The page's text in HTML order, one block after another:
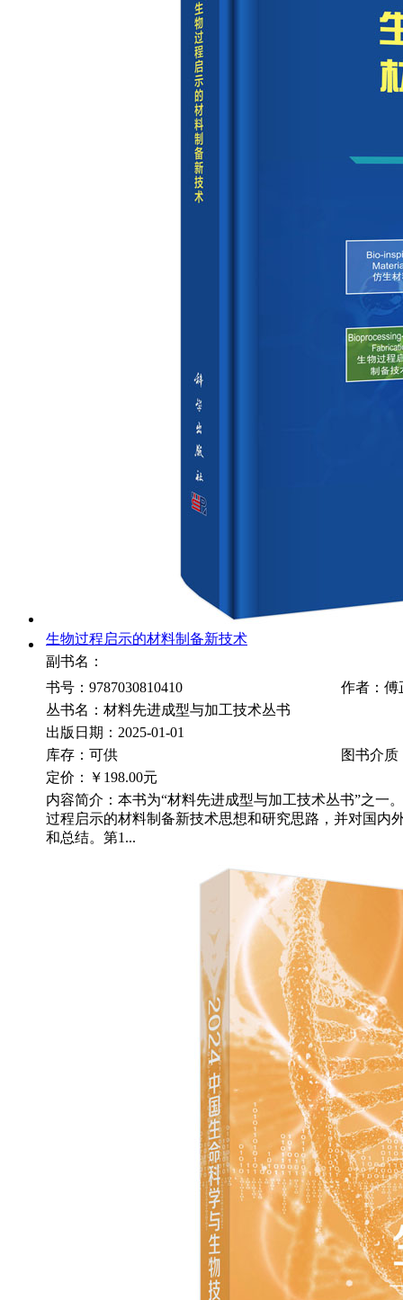
生物过程启示的材料制备新技术
副书名：
书号：9787030810410
作者：傅
丛书名：材料先进成型与加工技术丛书
出版日期：2025-01-01
库存：可供
图书介质
定价：
￥198.00元
内容简介：本书为“材料先进成型与加工技术丛书”之一
过程启示的材料制备新技术思想和研究思路，并对国内
和总结。第1...